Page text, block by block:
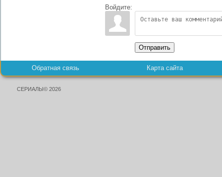
Войдите:
Отправить
Обратная связь Карта сайта
СЕРИАЛЫ© 2026